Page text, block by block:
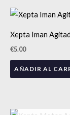
Xepta Iman
€5.00
AÑADIR AL